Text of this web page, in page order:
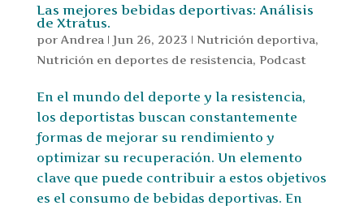
Las mejores bebidas deportivas: Análisis
de Xtratus.
por Andrea | Jun 26, 2023 | Nutrición deportiva,
Nutrición en deportes de resistencia, Podcast
En el mundo del deporte y la resistencia,
los deportistas buscan constantemente
formas de mejorar su rendimiento y
optimizar su recuperación. Un elemento
clave que puede contribuir a estos objetivos
es el consumo de bebidas deportivas. En